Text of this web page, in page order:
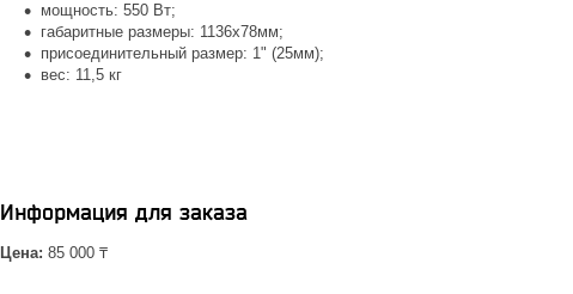
мощность: 550 Вт;
габаритные размеры: 1136x78мм;
присоединительный размер: 1" (25мм);
вес: 11,5 кг
Информация для заказа
Цена: 85 000 ₸